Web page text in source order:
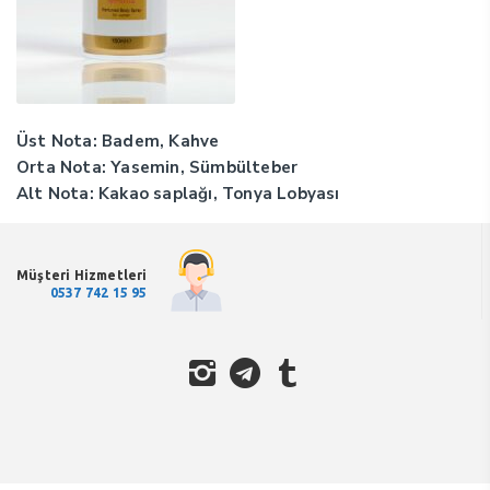
Üst Nota: Badem, Kahve
Orta Nota: Yasemin, Sümbülteber
Alt Nota: Kakao saplağı, Tonya Lobyası
Müşteri Hizmetleri
0537 742 15 95